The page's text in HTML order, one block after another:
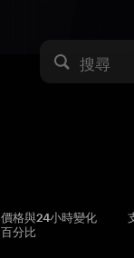
搜尋
價格與24小時變化
百分比